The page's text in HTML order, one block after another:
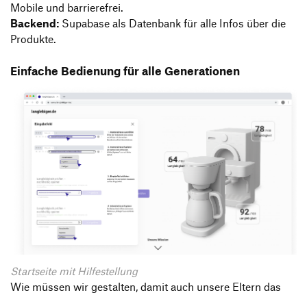
Mobile und barrierefrei.
Backend: Supabase als Datenbank für alle Infos über die
Produkte.
Einfache Bedienung für alle Generationen
Startseite mit Hilfestellung
Wie müssen wir gestalten, damit auch unsere Eltern das